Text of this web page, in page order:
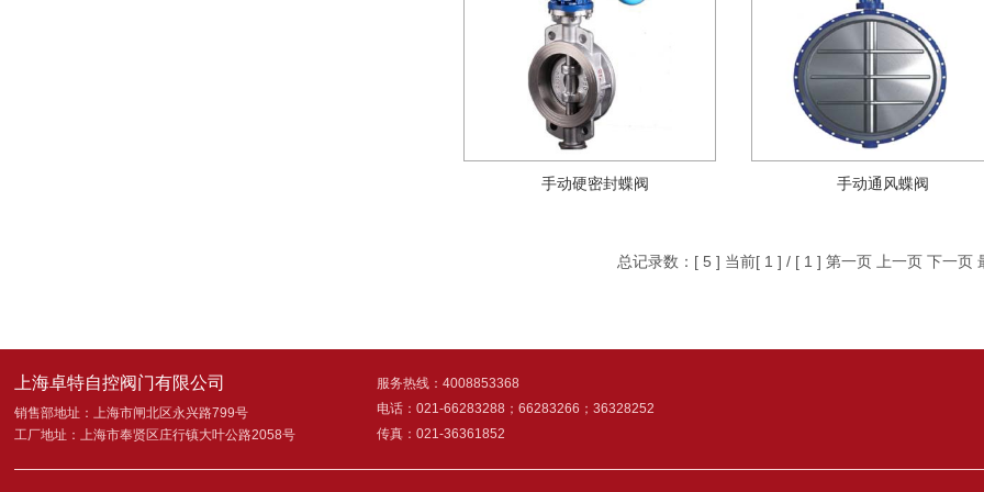
手动硬密封蝶阀 手动通风蝶阀
总记录数：[ 5 ] 当前[ 1 ] / [ 1 ] 第一页 上一页 下一页
上海卓特自控阀门有限公司
销售部地址：上海市闸北区永兴路799号
工厂地址：上海市奉贤区庄行镇大叶公路2058号
服务热线：4008853368
电话：021-66283288；66283266；36328252
传真：021-36361852